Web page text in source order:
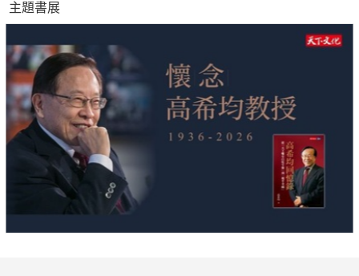
主題書展